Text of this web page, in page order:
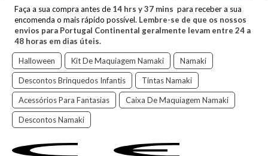
Faça a sua compra antes de 14 hrs y37 mins para receber a sua
encomenda o mais rápido possível. Lembre-se de que os nossos
envios para Portugal Continental geralmente levam entre 24 a
48 horas em dias úteis.
Halloween Kit De Maquiagem Namaki Namaki
Descontos Brinquedos Infantis Tintas Namaki
Acessórios Para Fantasias Caixa De Maquiagem Namaki
Descontos Namaki